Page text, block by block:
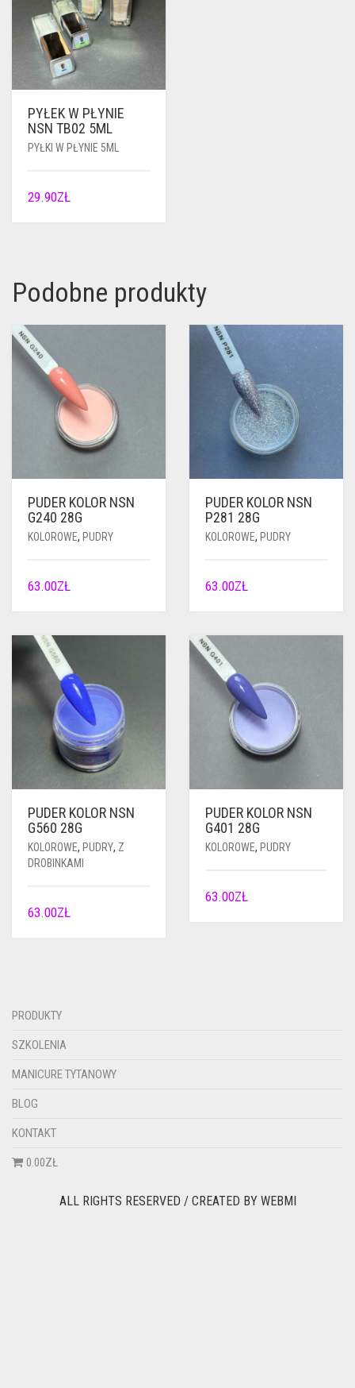
PYŁEK W PŁYNIE
NSN TB02 5ML
PYŁKI W PŁYNIE 5ML
29.90ZŁ
Podobne produkty
PUDER KOLOR NSN
G240 28G
KOLOROWE, PUDRY
63.00ZŁ
PUDER KOLOR NSN
P281 28G
KOLOROWE, PUDRY
63.00ZŁ
PUDER KOLOR NSN
G560 28G
KOLOROWE, PUDRY, Z
DROBINKAMI
63.00ZŁ
PUDER KOLOR NSN
G401 28G
KOLOROWE, PUDRY
63.00ZŁ
PRODUKTY
SZKOLENIA
MANICURE TYTANOWY
BLOG
KONTAKT
0.00ZŁ
ALL RIGHTS RESERVED / CREATED BY WEBMI